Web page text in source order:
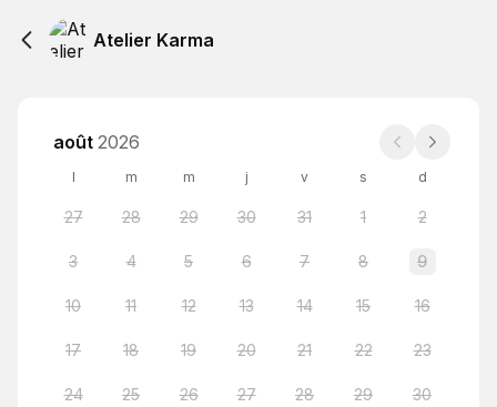
Atelier Karma
août 2026
l m m j v s d
27 28 29 30 31 1 2
3 4 5 6 7 8 9
10 11 12 13 14 15 16
17 18 19 20 21 22 23
24 25 26 27 28 29 30